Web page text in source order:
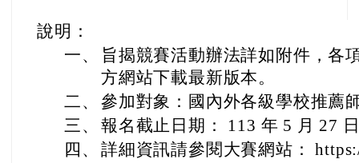
說明：
一、
旨揭競賽活動辦法詳如附件，各
方網站下載最新版本。
二、 參加對象：國內外各級學校推薦
三、 報名截止日期： 113 年 5 月 27
四、 詳細資訊請參閱大賽網站：